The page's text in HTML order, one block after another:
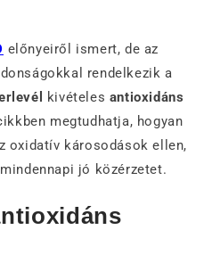
előnyeiről ismert, de az
rendelkezik a
kivételes antioxidáns
megtudhatja, hogyan
oxidatív károsodások ellen,
jó közérzetet.